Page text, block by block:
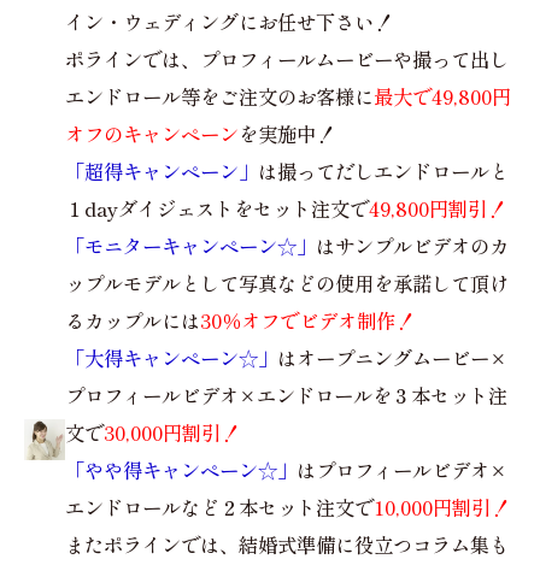
イン・ウェディングにお任せ下さい！
ポラインでは、プロフィールムービーや撮って出し
エンドロール等をご注文のお客様に最大で49,800円
オフのキャンペーンを実施中！
「超得キャンペーン」 は撮ってだしエンドロールと
１dayダイジェストをセット注文で49,800円割引！
「モニターキャンペーン☆」 はサンプルビデオのカ
ップルモデルとして写真などの使用を承諾して頂け
るカップルには30％オフでビデオ制作！
「大得キャンペーン☆」 はオープニングムービー×
プロフィールビデオ×エンドロールを３本セット注
文で30,000円割引！
「やや得キャンペーン☆」 はプロフィールビデオ×
エンドロールなど２本セット注文で10,000円割引！
またポラインでは、結婚式準備に役立つコラム集も